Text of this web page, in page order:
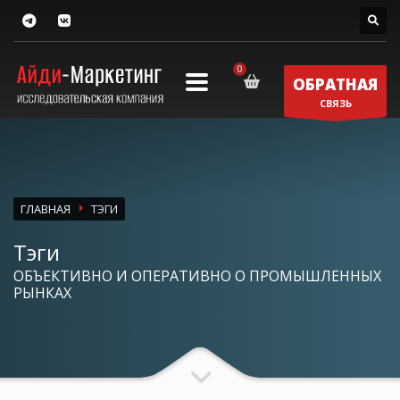
ОБРАТНАЯ
СВЯЗЬ
ГЛАВНАЯ ТЭГИ
Тэги
ОБЪЕКТИВНО И ОПЕРАТИВНО О ПРОМЫШЛЕННЫХ
РЫНКАХ